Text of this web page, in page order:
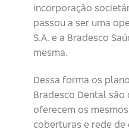
incorporação
passou a ser uma
S.A. e a Bradesco
mesma.
Dessa forma os
Bradesco Dental são
oferecem os
coberturas e rede